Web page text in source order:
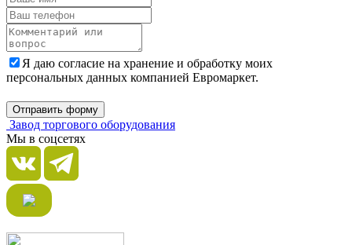
Я даю согласие на хранение и обработку моих
персональных данных компанией Евромаркет.
Отправить форму
Завод торгового оборудования
Мы в соцсетях